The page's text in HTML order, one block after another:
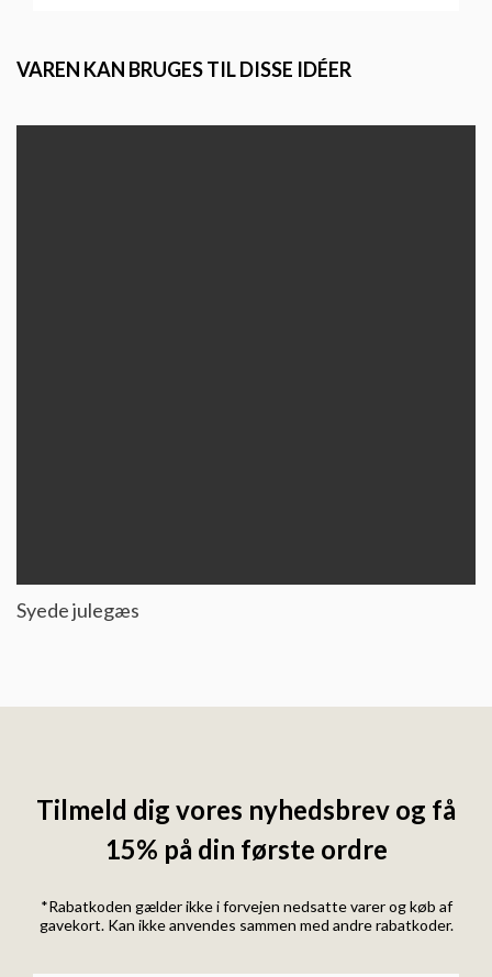
VAREN KAN BRUGES TIL DISSE IDÉER
Syede julegæs
Tilmeld dig vores nyhedsbrev og få
15% på din første ordre
*Rabatkoden gælder ikke i forvejen nedsatte varer og køb af
gavekort. Kan ikke anvendes sammen med andre rabatkoder.